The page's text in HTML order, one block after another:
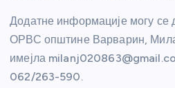
Додатне информације могу се
ОРВС општине Варварин,
имејла
062/263-590.